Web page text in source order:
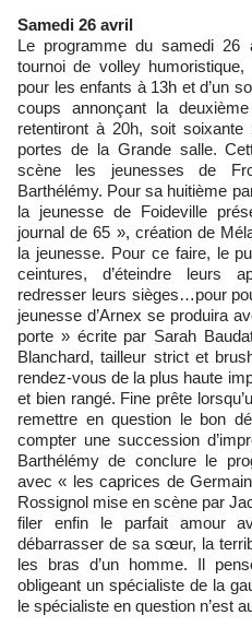
Samedi 26 avril
Le programme du samedi
tournoi de volley
pour les enfants à 13h et d’un
coups annonçant la
retentiront à 20h, soit soixante
portes de la Grande salle.
scène les jeunesses de
Barthélémy. Pour sa huitième
la jeunesse de Foideville
journal de 65 », création de
la jeunesse. Pour ce faire, le
ceintures, d’éteindre leurs
redresser leurs sièges…pour
jeunesse d’Arnex se produira
porte » écrite par Sarah
Blanchard, tailleur strict et
rendez-vous de la plus haute
et bien rangé. Fine prête
remettre en question le bon
compter une succession
Barthélémy de conclure le
avec « les caprices de
Rossignol mise en scène par
filer enfin le parfait amour
débarrasser de sa sœur, la
les bras d’un homme. Il
obligeant un spécialiste de la
le spécialiste en question n’est